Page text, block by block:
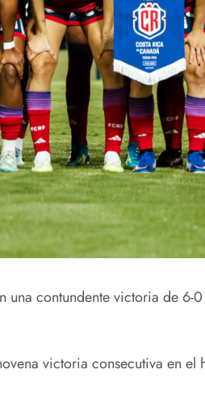
contundente victoria de
victoria consecutiva en